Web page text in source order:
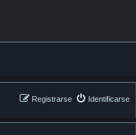
Identificarse
Registrarse